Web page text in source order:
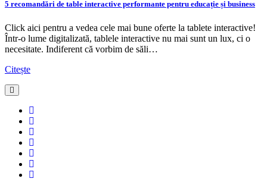
5 recomandări de table interactive performante pentru educație și business
Click aici pentru a vedea cele mai bune oferte la tablete interactive!
Într-o lume digitalizată, tablele interactive nu mai sunt un lux, ci o
necesitate. Indiferent că vorbim de săli…
Citește